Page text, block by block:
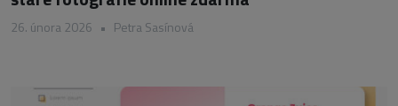
26. února 2026 • Petra Sasínová